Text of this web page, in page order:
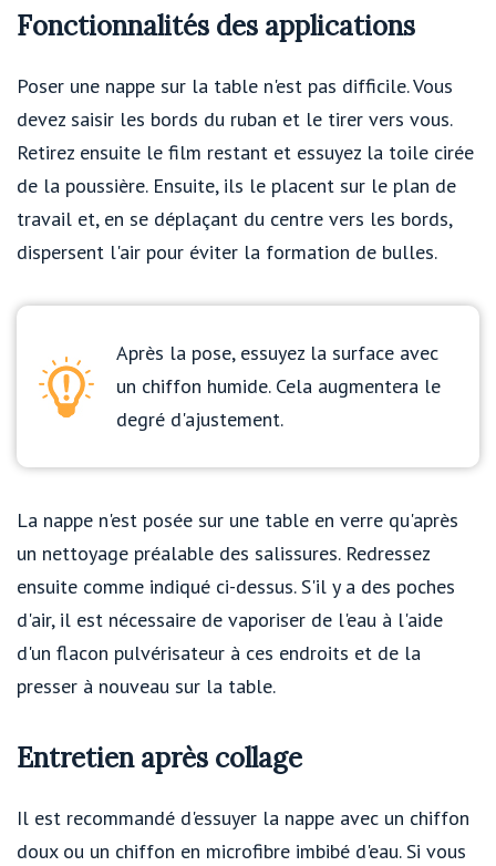
Fonctionnalités des applications
Poser une nappe sur la table n'est pas difficile. Vous
devez saisir les bords du ruban et le tirer vers vous.
Retirez ensuite le film restant et essuyez la toile cirée
de la poussière. Ensuite, ils le placent sur le plan de
travail et, en se déplaçant du centre vers les bords,
dispersent l'air pour éviter la formation de bulles.
Après la pose, essuyez la surface avec
un chiffon humide. Cela augmentera le
degré d'ajustement.
La nappe n'est posée sur une table en verre qu'après
un nettoyage préalable des salissures. Redressez
ensuite comme indiqué ci-dessus. S'il y a des poches
d'air, il est nécessaire de vaporiser de l'eau à l'aide
d'un flacon pulvérisateur à ces endroits et de la
presser à nouveau sur la table.
Entretien après collage
Il est recommandé d'essuyer la nappe avec un chiffon
doux ou un chiffon en microfibre imbibé d'eau. Si vous